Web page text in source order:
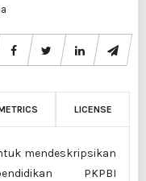
LICENSE
mendeskripsikan
PKPBI